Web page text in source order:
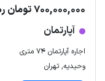
700,000,000 تومان رهن
آپارتمان
اجاره آپارتمان ۷۴ متری
وحیدیه, تهران